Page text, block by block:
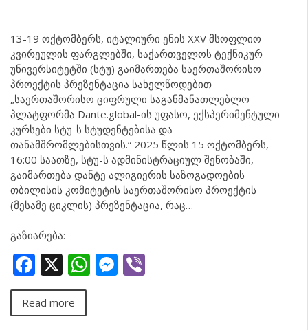
13-19 ოქტომბერს, იტალიური ენის XXV მსოფლიო
კვირეულის ფარგლებში, საქართველოს ტექნიკურ
უნივერსიტეტში (სტუ) გაიმართება საერთაშორისო
პროექტის პრეზენტაცია სახელწოდებით
„საერთაშორისო ციფრული საგანმანათლებლო
პლატფორმა Dante.global-ის უფასო, ექსპერიმენტული
კურსები სტუ-ს სტუდენტებისა და
თანამშრომლებისთვის.“ 2025 წლის 15 ოქტომბერს,
16:00 საათზე, სტუ-ს ადმინისტრაციულ შენობაში,
გაიმართება დანტე ალიგიერის საზოგადოების
თბილისის კომიტეტის საერთაშორისო პროექტის
(მესამე ციკლის) პრეზენტაცია, რაც…
გაზიარება:
Facebook
X WhatsApp
Messenger
Read more